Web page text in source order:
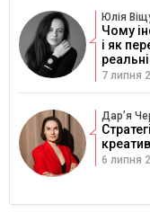
Юлія
Чому
і як
7 липня
Дарʼя
6 липня